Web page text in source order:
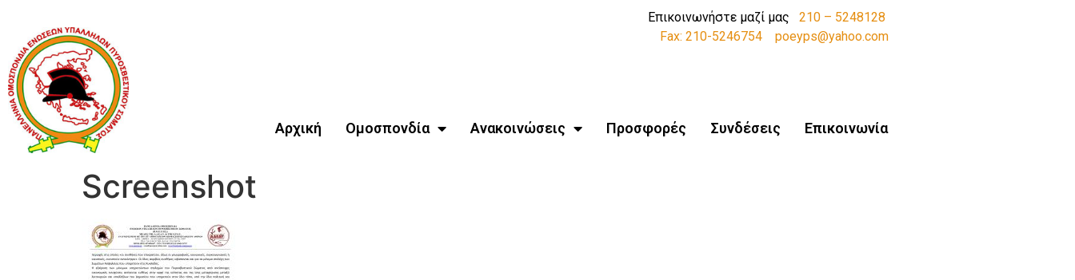
Επικοινωνήστε μαζί μας 210 – 5248128
Fax: 210-5246754
poeyps@yahoo.com
Αρχική Ομοσπονδία Ανακοινώσεις Προσφορές Συνδέσεις Επικοινωνία
Screenshot